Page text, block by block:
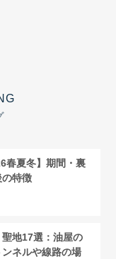
春夏冬】期間・裏
の特徴
聖地17選：油屋の
ネルや線路の場